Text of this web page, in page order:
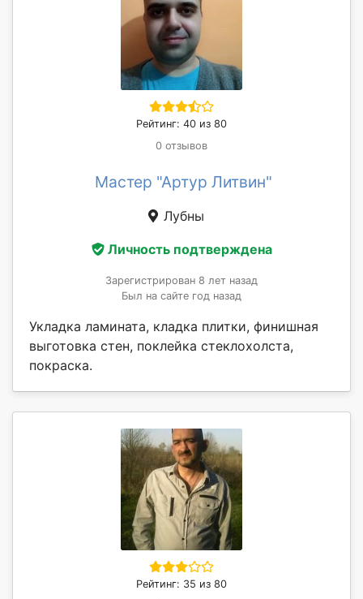
Рейтинг: 40 из 80
0 отзывов
Мастер "Артур Литвин"
Лубны
Личность подтверждена
Зарегистрирован 8 лет назад
Был на сайте год назад
Укладка ламината, кладка плитки, финишная
выготовка стен, поклейка стеклохолста,
покраска.
Рейтинг: 35 из 80